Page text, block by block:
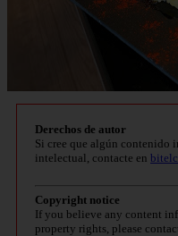
Derechos de autor
Si cree que algún contenido
intelectual, contacte en
Copyright notice
If you believe any content
property rights, please